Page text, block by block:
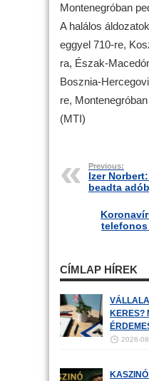
Montenegróban
A halálos
eggyel 710-re,
ra, Észak-
Bosznia-
re,
(MTI)
Previous:
Izer
beadta
CÍMLAP HÍREK
KERES?
2026-